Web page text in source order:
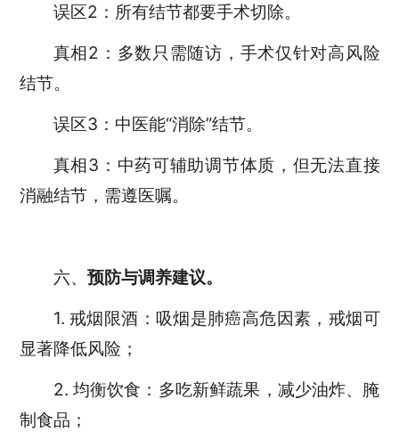
误区2：所有结节都要手术切除。
真相2：多数只需随访，手术仅针对高风险
结节。
误区3：中医能“消除”结节。
真相3：中药可辅助调节体质，但无法直接
消融结节，需遵医嘱。
六、 预防与调养建议。
1. 戒烟限酒：吸烟是肺癌高危因素，戒烟可
显著降低风险；
2. 均衡饮食：多吃新鲜蔬果，减少油炸、腌
制食品；